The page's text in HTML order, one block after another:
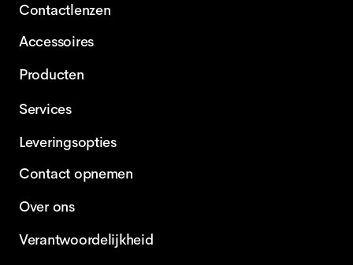
Contactlenzen
Accessoires
Producten
Services
Leveringsopties
Contact opnemen
Over ons
Verantwoordelijkheid